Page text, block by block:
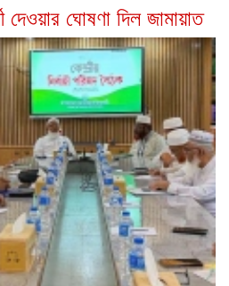
দেওয়ার ঘোষণা দিল জামায়াত